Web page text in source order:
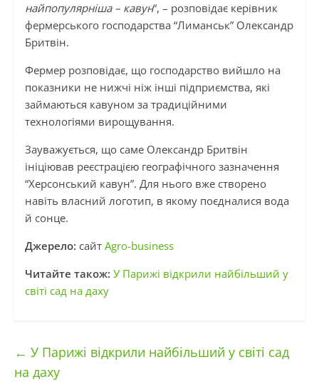
найпопулярніша – кавун“, – розповідає керівник
фермерського господарства “Лиманськ” Олександр
Бритвін.
Фермер розповідає, що господарство вийшло на
показники не нижчі ніж інші підприємства, які
займаються кавуном за традиційними
технологіями вирощування.
Зауважується, що саме Олександр Бритвін
ініціював реєстрацією географічного зазначення
“Херсонський кавун”. Для нього вже створено
навіть власний логотип, в якому поєдналися вода
й сонце.
Джерело: сайт Agro-business
Читайте також: У Парижі відкрили найбільший у
світі сад на даху
← У Парижі відкрили найбільший у світі сад
на даху